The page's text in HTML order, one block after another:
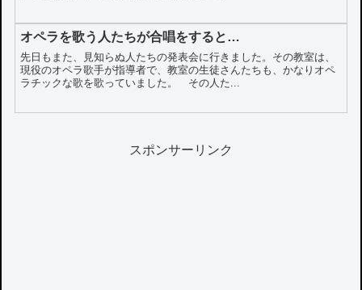
オペラを歌う人たちが合唱をすると…
先日もまた、見知らぬ人たちの発表会に行きました。その教室は、
現役のオペラ歌手が指導者で、教室の生徒さんたちも、かなりオペ
ラチックな歌を歌っていました。 その人た...
スポンサーリンク